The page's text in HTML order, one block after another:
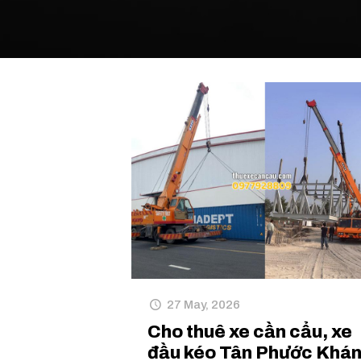
27 May, 2026
Cho thuê xe cần cẩu, xe
đầu kéo Tân Phước